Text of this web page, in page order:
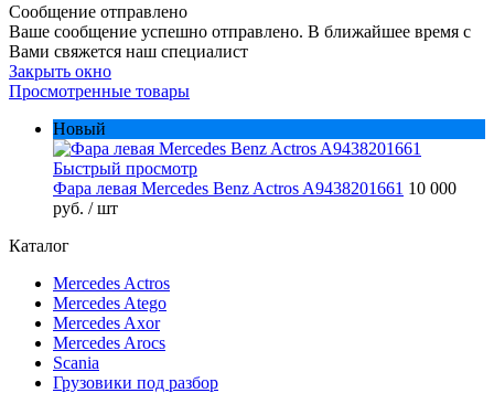
Сообщение отправлено
Ваше сообщение успешно отправлено. В ближайшее время с
Вами свяжется наш специалист
Закрыть окно
Просмотренные товары
Новый
Быстрый просмотр
Фара левая Mercedes Benz Actros A9438201661 10 000
руб. / шт
Каталог
Mercedes Actros
Mercedes Atego
Mercedes Axor
Mercedes Arocs
Scania
Грузовики под разбор